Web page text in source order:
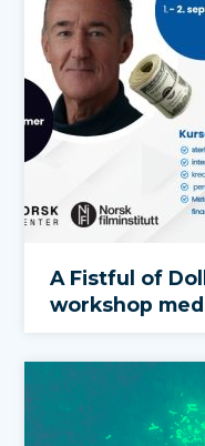
A Fistful of
workshop